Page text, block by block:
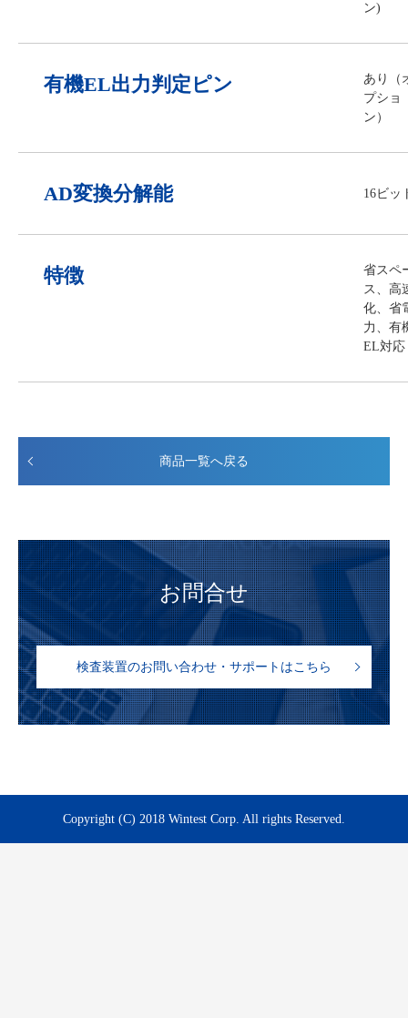
ン)
有機EL出力判定ピン
あり（
プショ
ン）
AD変換分解能 16ビッ
特徴
省スペ
ス、高
化、省
力、有
EL対応
商品一覧へ戻る
お問合せ
検査装置のお問い合わせ・サポートはこちら
Copyright (C) 2018 Wintest Corp. All rights Reserved.